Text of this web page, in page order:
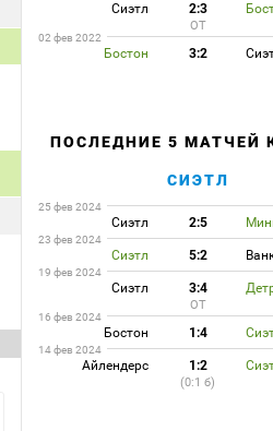
Сиэтл 2:3
ОТ
02 фев 2022
Бостон 3:2
ПОСЛЕДНИЕ 5 МАТЧЕЙ
СИЭТЛ
25 фев 2024
Сиэтл 2:5
23 фев 2024
Сиэтл 5:2
19 фев 2024
Сиэтл 3:4
ОТ
16 фев 2024
Бостон 1:4
14 фев 2024
Айлендерс 1:2
(0:1 б)